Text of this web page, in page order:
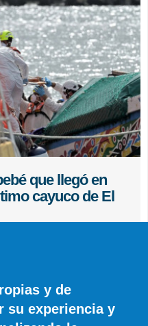
que llegó en
cayuco de El
y de
su experiencia y